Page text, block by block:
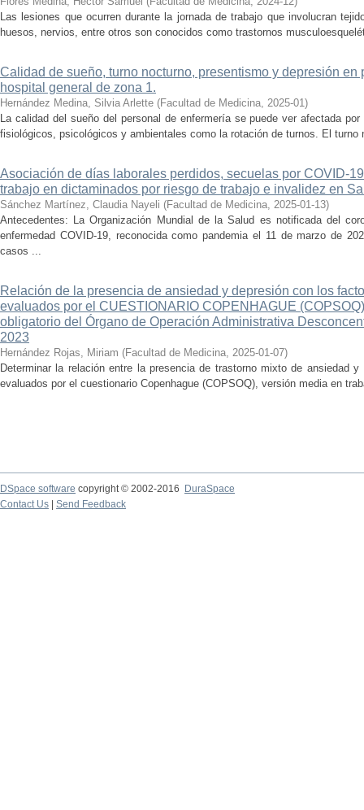
Las lesiones que ocurren durante la jornada de trabajo que involucran
huesos, nervios, entre otros son conocidos como trastornos
Calidad de sueño, turno nocturno, presentismo y depresión en
hospital general de zona 1.
Hernández Medina, Silvia Arlette (Facultad de Medicina, 2025-01)
La calidad del sueño del personal de enfermería se puede ver afectada
fisiológicos, psicológicos y ambientales como la rotación de turnos. El turno
Asociación de días laborales perdidos, secuelas por COVID-
trabajo en dictaminados por riesgo de trabajo e invalidez en
Sánchez Martínez, Claudia Nayeli (Facultad de Medicina, 2025-01-13)
Antecedentes: La Organización Mundial de la Salud es notificada del
enfermedad COVID-19, reconocida como pandemia el 11 de marzo de
casos ...
Relación de la presencia de ansiedad y depresión con los
evaluados por el CUESTIONARIO COPENHAGUE
obligatorio del Órgano de Operación Administrativa
2023
Hernández Rojas, Miriam (Facultad de Medicina, 2025-01-07)
Determinar la relación entre la presencia de trastorno mixto de ansiedad
evaluados por el cuestionario Copenhague (COPSOQ), versión media en
DSpace software copyright © 2002-2016
DuraSpace
Contact Us
Send Feedback